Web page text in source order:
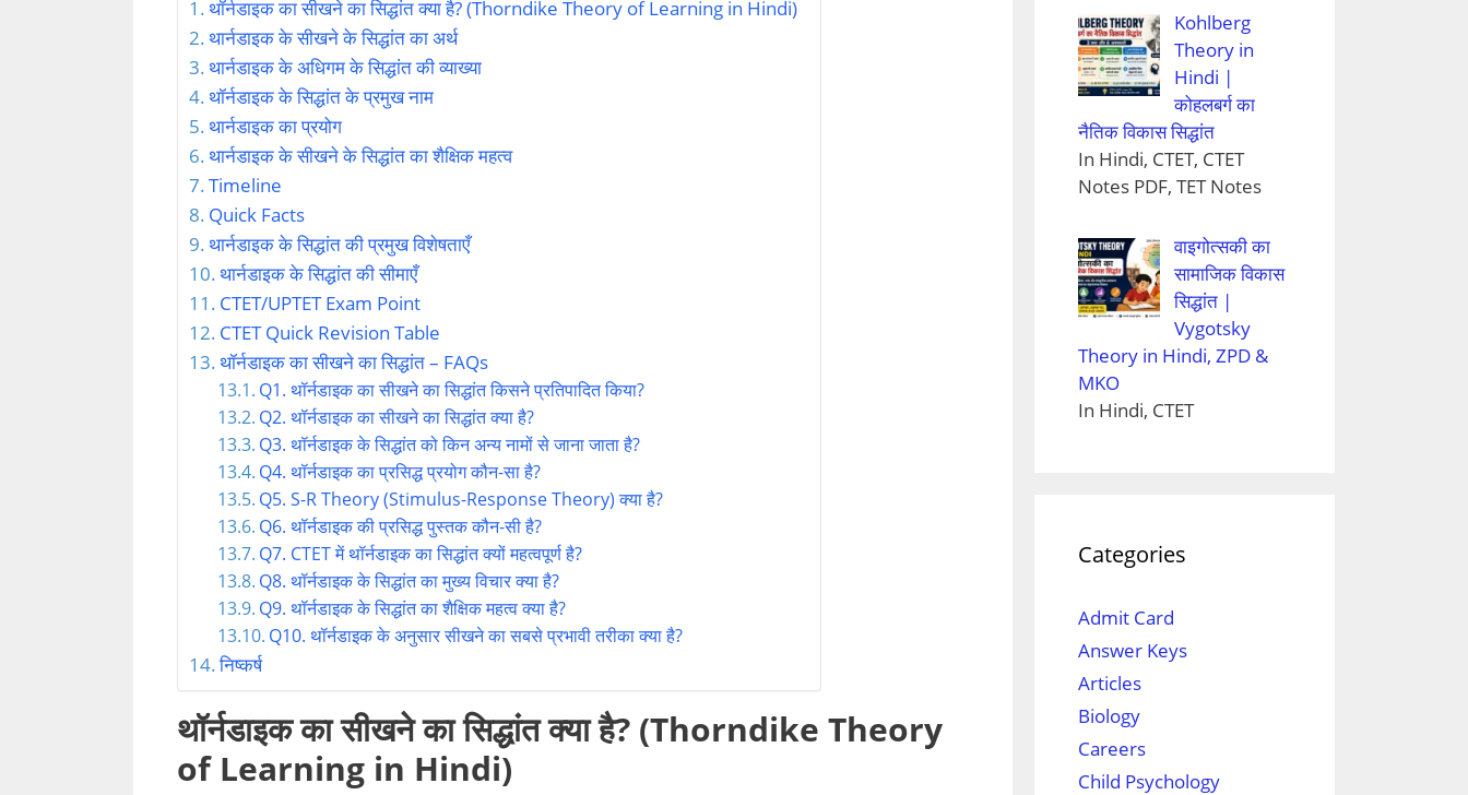
थॉर्नडाइक का सीखने का सिद्धांत क्या है? (Thorndike Theory of Learning in Hindi)
थार्नडाइक के सीखने के सिद्धांत का अर्थ
थार्नडाइक के अधिगम के सिद्धांत की व्याख्या
थॉर्नडाइक के सिद्धांत के प्रमुख नाम
थार्नडाइक का प्रयोग
थार्नडाइक के सीखने के सिद्धांत का शैक्षिक महत्व
Timeline
Quick Facts
थार्नडाइक के सिद्धांत की प्रमुख विशेषताएँ
थार्नडाइक के सिद्धांत की सीमाएँ
CTET/UPTET Exam Point
CTET Quick Revision Table
थॉर्नडाइक का सीखने का सिद्धांत – FAQs
Q1. थॉर्नडाइक का सीखने का सिद्धांत किसने प्रतिपादित किया?
Q2. थॉर्नडाइक का सीखने का सिद्धांत क्या है?
Q3. थॉर्नडाइक के सिद्धांत को किन अन्य नामों से जाना जाता है?
Q4. थॉर्नडाइक का प्रसिद्ध प्रयोग कौन-सा है?
Q5. S-R Theory (Stimulus-Response Theory) क्या है?
Q6. थॉर्नडाइक की प्रसिद्ध पुस्तक कौन-सी है?
Q7. CTET में थॉर्नडाइक का सिद्धांत क्यों महत्वपूर्ण है?
Q8. थॉर्नडाइक के सिद्धांत का मुख्य विचार क्या है?
Q9. थॉर्नडाइक के सिद्धांत का शैक्षिक महत्व क्या है?
Q10. थॉर्नडाइक के अनुसार सीखने का सबसे प्रभावी तरीका क्या है?
निष्कर्ष
थॉर्नडाइक का सीखने का सिद्धांत क्या है? (Thorndike Theory
of Learning in Hindi)
Kohlberg
Theory in
Hindi |
कोहलबर्ग का
नैतिक विकास सिद्धांत
In Hindi, CTET, CTET
Notes PDF, TET Notes
वाइगोत्सकी का
सामाजिक विकास
सिद्धांत |
Vygotsky
Theory in Hindi, ZPD &
MKO
In Hindi, CTET
Categories
Admit Card
Answer Keys
Articles
Biology
Careers
Child Psychology